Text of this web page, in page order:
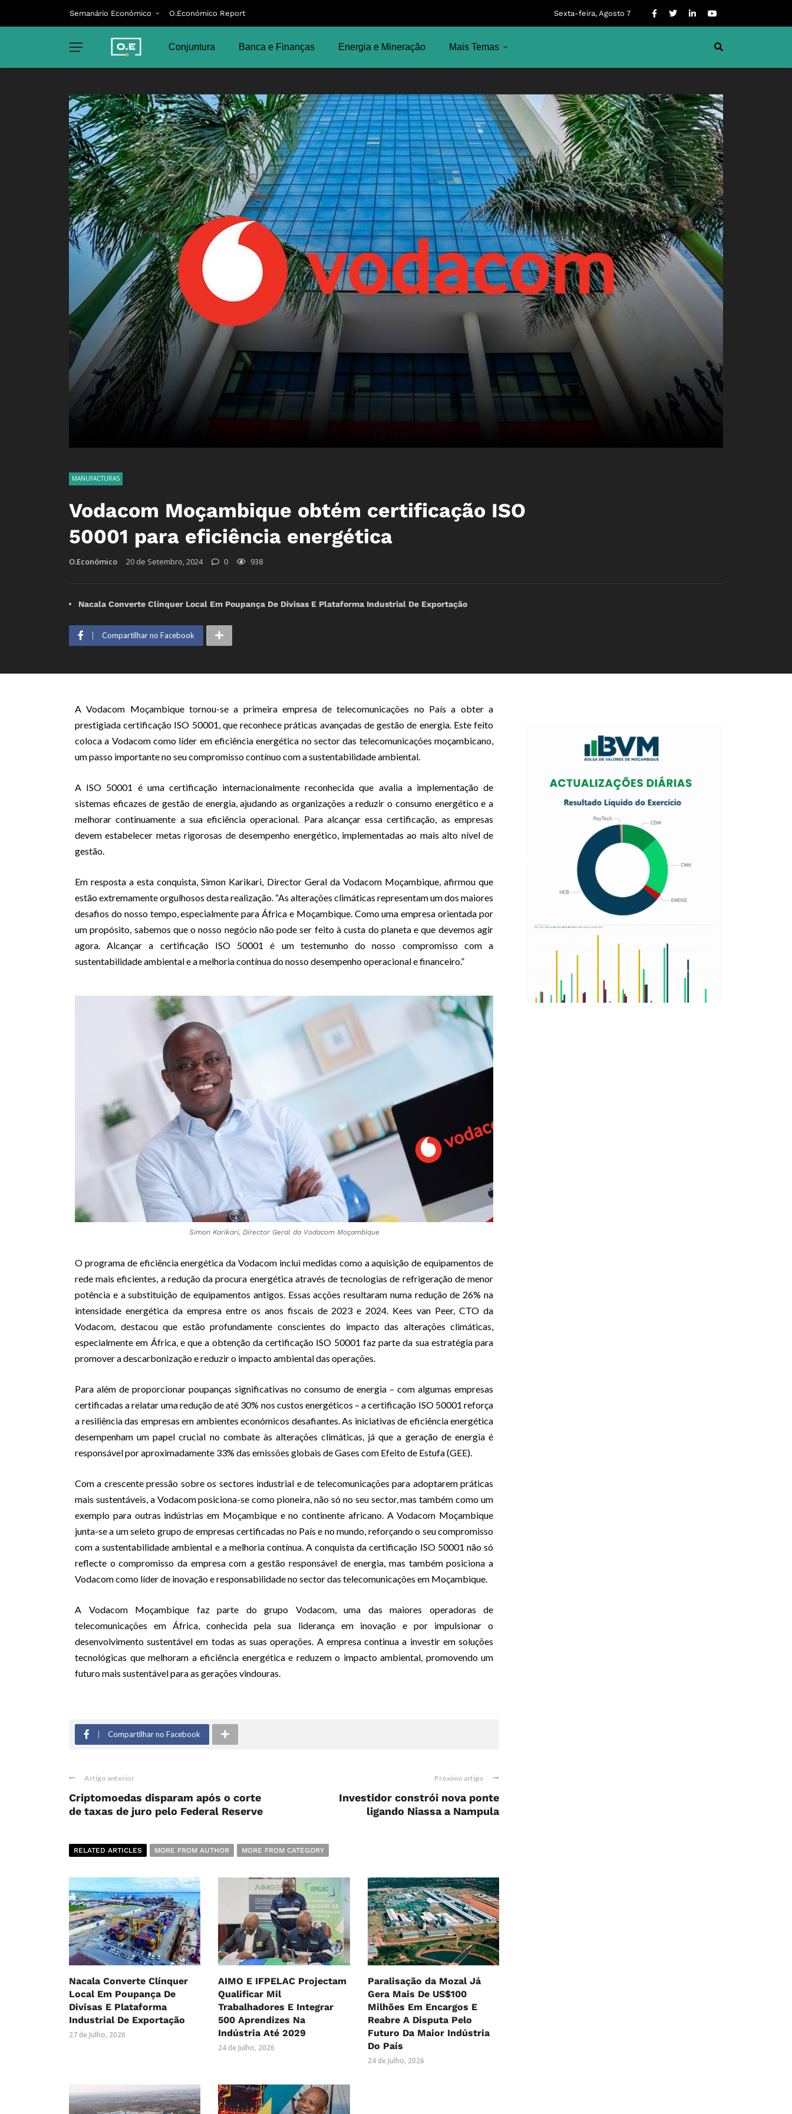
Semanário Económico O.Económico Report Sexta-feira, Agosto 7
Conjuntura Banca e Finanças Energia e Mineração Mais Temas
MANUFACTURAS
Vodacom Moçambique obtém certificação ISO
50001 para eficiência energética
O.Económico 20 de Setembro, 2024 0 938
Nacala Converte Clínquer Local Em Poupança De Divisas E Plataforma Industrial De Exportação
Compartilhar no Facebook
A Vodacom Moçambique tornou-se a primeira empresa de telecomunicações no País a obter a
prestigiada certificação ISO 50001, que reconhece práticas avançadas de gestão de energia. Este feito
coloca a Vodacom como líder em eficiência energética no sector das telecomunicações moçambicano,
um passo importante no seu compromisso contínuo com a sustentabilidade ambiental.
A ISO 50001 é uma certificação internacionalmente reconhecida que avalia a implementação de
sistemas eficazes de gestão de energia, ajudando as organizações a reduzir o consumo energético e a
melhorar continuamente a sua eficiência operacional. Para alcançar essa certificação, as empresas
devem estabelecer metas rigorosas de desempenho energético, implementadas ao mais alto nível de
gestão.
Em resposta a esta conquista, Simon Karikari, Director Geral da Vodacom Moçambique, afirmou que
estão extremamente orgulhosos desta realização. “As alterações climáticas representam um dos maiores
desafios do nosso tempo, especialmente para África e Moçambique. Como uma empresa orientada por
um propósito, sabemos que o nosso negócio não pode ser feito à custa do planeta e que devemos agir
agora. Alcançar a certificação ISO 50001 é um testemunho do nosso compromisso com a
sustentabilidade ambiental e a melhoria contínua do nosso desempenho operacional e financeiro.”
Simon Karikari, Director Geral da Vodacom Moçambique
O programa de eficiência energética da Vodacom inclui medidas como a aquisição de equipamentos de
rede mais eficientes, a redução da procura energética através de tecnologias de refrigeração de menor
potência e a substituição de equipamentos antigos. Essas acções resultaram numa redução de 26% na
intensidade energética da empresa entre os anos fiscais de 2023 e 2024. Kees van Peer, CTO da
Vodacom, destacou que estão profundamente conscientes do impacto das alterações climáticas,
especialmente em África, e que a obtenção da certificação ISO 50001 faz parte da sua estratégia para
promover a descarbonização e reduzir o impacto ambiental das operações.
Para além de proporcionar poupanças significativas no consumo de energia – com algumas empresas
certificadas a relatar uma redução de até 30% nos custos energéticos – a certificação ISO 50001 reforça
a resiliência das empresas em ambientes económicos desafiantes. As iniciativas de eficiência energética
desempenham um papel crucial no combate às alterações climáticas, já que a geração de energia é
responsável por aproximadamente 33% das emissões globais de Gases com Efeito de Estufa (GEE).
Com a crescente pressão sobre os sectores industrial e de telecomunicações para adoptarem práticas
mais sustentáveis, a Vodacom posiciona-se como pioneira, não só no seu sector, mas também como um
exemplo para outras indústrias em Moçambique e no continente africano. A Vodacom Moçambique
junta-se a um seleto grupo de empresas certificadas no País e no mundo, reforçando o seu compromisso
com a sustentabilidade ambiental e a melhoria contínua. A conquista da certificação ISO 50001 não só
reflecte o compromisso da empresa com a gestão responsável de energia, mas também posiciona a
Vodacom como líder de inovação e responsabilidade no sector das telecomunicações em Moçambique.
A Vodacom Moçambique faz parte do grupo Vodacom, uma das maiores operadoras de
telecomunicações em África, conhecida pela sua liderança em inovação e por impulsionar o
desenvolvimento sustentável em todas as suas operações. A empresa continua a investir em soluções
tecnológicas que melhoram a eficiência energética e reduzem o impacto ambiental, promovendo um
futuro mais sustentável para as gerações vindouras.
Compartilhar no Facebook
Artigo anterior
Criptomoedas disparam após o corte
de taxas de juro pelo Federal Reserve
Próximo artigo
Investidor constrói nova ponte
ligando Niassa a Nampula
RELATED ARTICLES MORE FROM AUTHOR MORE FROM CATEGORY
Nacala Converte Clínquer
Local Em Poupança De
Divisas E Plataforma
Industrial De Exportação
27 de Julho, 2026
AIMO E IFPELAC Projectam
Qualificar Mil
Trabalhadores E Integrar
500 Aprendizes Na
Indústria Até 2029
24 de Julho, 2026
Paralisação da Mozal Já
Gera Mais De US$100
Milhões Em Encargos E
Reabre A Disputa Pelo
Futuro Da Maior Indústria
Do País
24 de Julho, 2026